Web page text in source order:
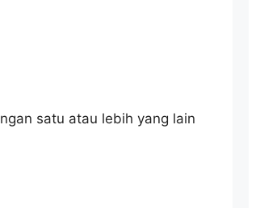
satu atau lebih yang lain